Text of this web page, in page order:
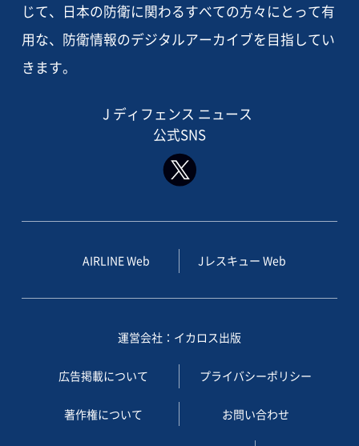
じて、日本の防衛に関わるすべての方々にとって有
用な、防衛情報のデジタルアーカイブを目指してい
きます。
J ディフェンス ニュース
公式SNS
AIRLINE Web Jレスキュー Web
運営会社：イカロス出版
広告掲載について プライバシーポリシー
著作権について お問い合わせ